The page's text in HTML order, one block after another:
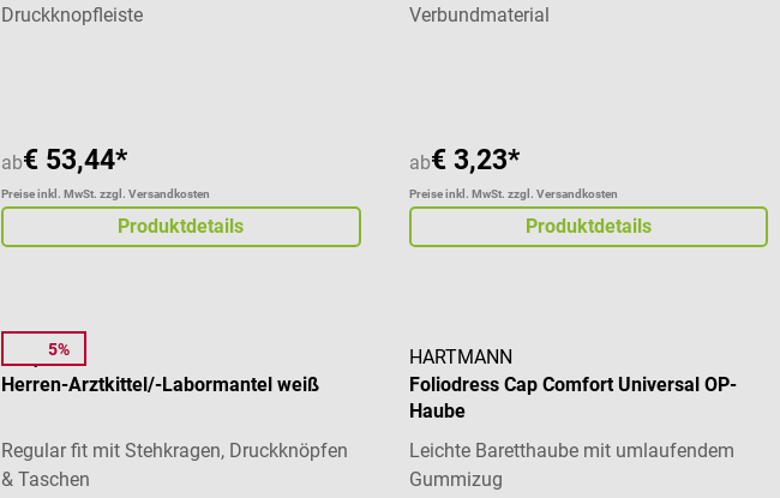
Druckknopfleiste
ab€ 53,44*
Preise inkl. MwSt. zzgl. Versandkosten
Produktdetails
Verbundmaterial
ab€ 3,23*
Preise inkl. MwSt. zzgl. Versandkosten
Produktdetails
5%
7days
Herren-Arztkittel/-Labormantel weiß
Regular fit mit Stehkragen, Druckknöpfen
& Taschen
HARTMANN
Foliodress Cap Comfort Universal OP-
Haube
Leichte Baretthaube mit umlaufendem
Gummizug